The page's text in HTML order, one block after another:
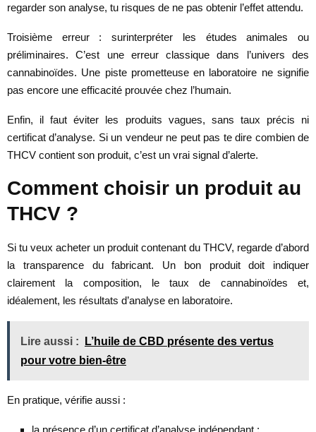
regarder son analyse, tu risques de ne pas obtenir l’effet attendu.
Troisième erreur : surinterpréter les études animales ou
préliminaires. C’est une erreur classique dans l’univers des
cannabinoïdes. Une piste prometteuse en laboratoire ne signifie
pas encore une efficacité prouvée chez l’humain.
Enfin, il faut éviter les produits vagues, sans taux précis ni
certificat d’analyse. Si un vendeur ne peut pas te dire combien de
THCV contient son produit, c’est un vrai signal d’alerte.
Comment choisir un produit au
THCV ?
Si tu veux acheter un produit contenant du THCV, regarde d’abord
la transparence du fabricant. Un bon produit doit indiquer
clairement la composition, le taux de cannabinoïdes et,
idéalement, les résultats d’analyse en laboratoire.
Lire aussi :
L’huile de CBD présente des vertus
pour votre bien-être
En pratique, vérifie aussi :
la présence d’un certificat d’analyse indépendant ;